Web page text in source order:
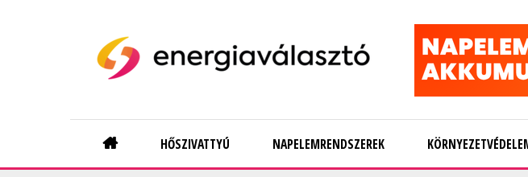
Main
navigation
HŐSZIVATTYÚ NAPELEMRENDSZEREK